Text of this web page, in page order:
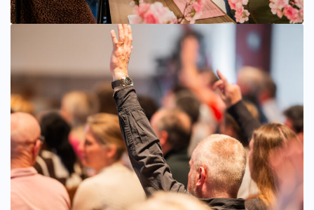
Bekijk afbeelding groter